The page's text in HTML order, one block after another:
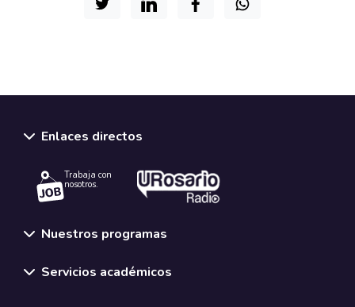
Enlaces directos
Trabaja con
nosotros.
Nuestros programas
Servicios académicos